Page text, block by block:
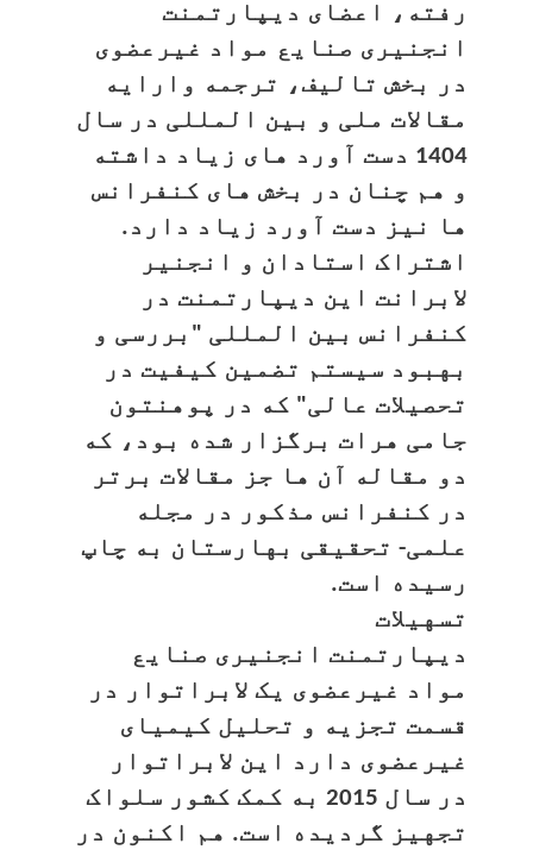
رفته، اعضای دیپارتمنت
انجنیری صنایع مواد غیرعضوی
در بخش تالیف، ترجمه وارایه
مقالات ملی و بین المللی در سال
1404 دست آورد های زیاد داشته
و هم چنان در بخش های کنفرانس
ها نیز دست آورد زیاد دارد.
اشتراک استادان و انجنیر
لابرانت این دیپارتمنت در
کنفرانس بین المللی "بررسی و
بهبود سیستم تضمین کیفیت در
تحصیلات عالی" که در پوهنتون
جامی هرات برگزار شده بود، که
دو مقاله آن ها جز مقالات برتر
در کنفرانس مذکور در مجله
علمی- تحقیقی بهارستان به چاپ
رسیده است.
تسهیلات
دیپارتمنت انجنیری صنایع
مواد غیرعضوی یک لابراتوار در
قسمت تجزیه و تحلیل کیمیای
غیرعضوی دارد این لابراتوار
در سال 2015 به کمک کشور سلواک
تجهیز گردیده است. هم اکنون در